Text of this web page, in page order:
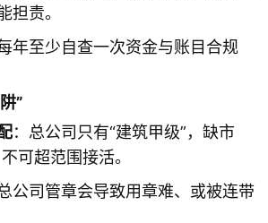
担责。
年至少自查一次资金与账目合规
”
：总公司只有“建筑甲级”，缺市
可超范围接活。
公司管章会导致用章难、或被连带